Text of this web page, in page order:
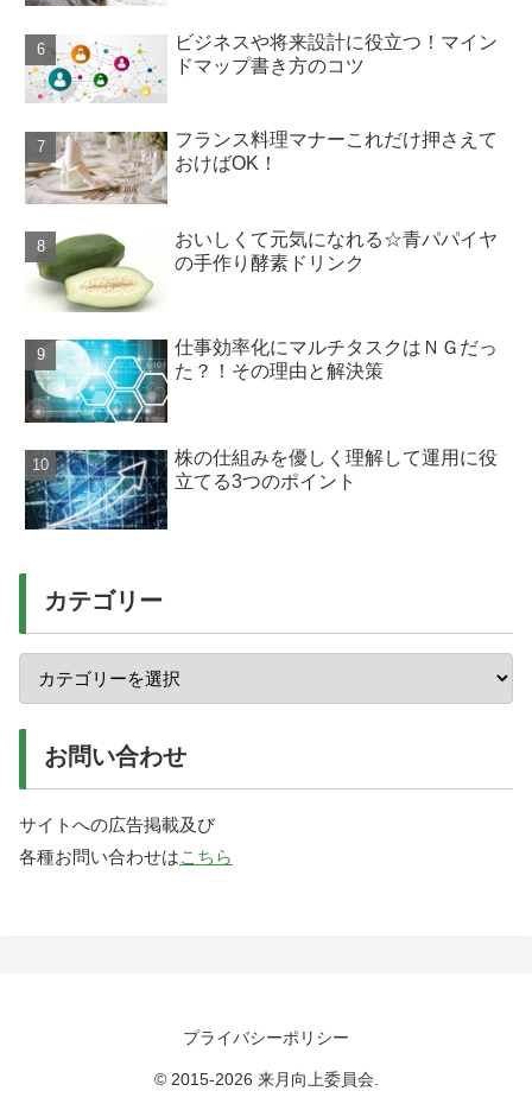
ビジネスや将来設計に役立つ！マイン
ドマップ書き方のコツ
フランス料理マナーこれだけ押さえて
おけばOK！
おいしくて元気になれる☆青パパイヤ
の手作り酵素ドリンク
仕事効率化にマルチタスクはＮＧだっ
た？！その理由と解決策
株の仕組みを優しく理解して運用に役
立てる3つのポイント
カテゴリー
お問い合わせ
サイトへの広告掲載及び
各種お問い合わせはこちら
プライバシーポリシー
© 2015-2026 来月向上委員会.